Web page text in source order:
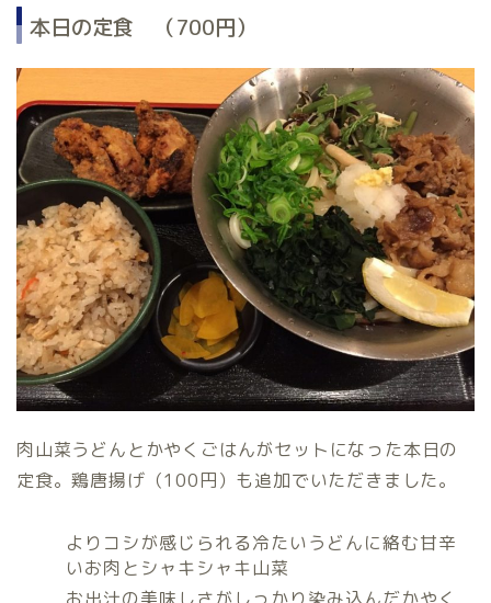
本日の定食 （700円）
肉山菜うどんとかやくごはんがセットになった本日の
定食。鶏唐揚げ（100円）も追加でいただきました。
よりコシが感じられる冷たいうどんに絡む甘辛
いお肉とシャキシャキ山菜